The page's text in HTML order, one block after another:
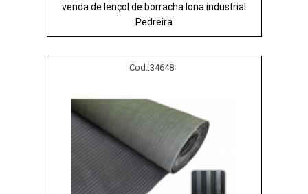
venda de lençol de borracha lona industrial
Pedreira
Cod.:34648